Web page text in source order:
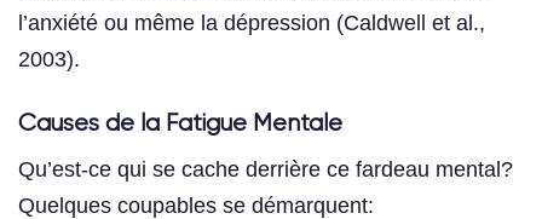
l’anxiété ou même la dépression (Caldwell et al.,
2003).
Causes de la Fatigue Mentale
Qu’est-ce qui se cache derrière ce fardeau mental?
Quelques coupables se démarquent: